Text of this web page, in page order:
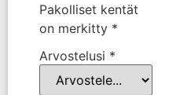
Pakolliset kentät
on merkitty *
Arvostelusi *